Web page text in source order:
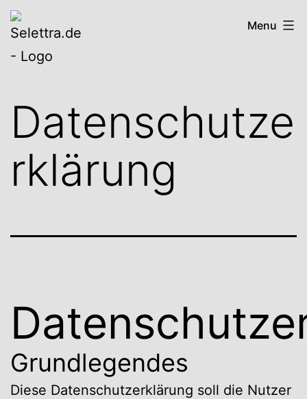
Aller
au
contenu
selettra.de Menu
Datenschutze
rklärung
Grundlegendes
Diese Datenschutzerklärung soll die Nutzer